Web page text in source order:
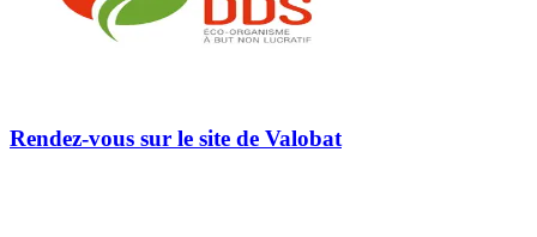
Rendez-vous sur le site de Valobat